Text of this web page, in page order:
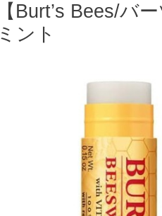
【Burt’s Bees/
ミント